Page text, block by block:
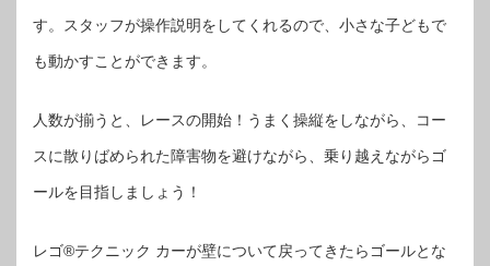
す。スタッフが操作説明をしてくれるので、小さな子どもで
も動かすことができます。
人数が揃うと、レースの開始！うまく操縦をしながら、コー
スに散りばめられた障害物を避けながら、乗り越えながらゴ
ールを目指しましょう！
レゴ®テクニック カーが壁について戻ってきたらゴールとな